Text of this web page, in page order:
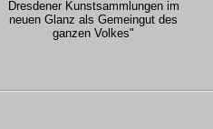
Dresdener Kunstsammlungen im
neuen Glanz als Gemeingut des
ganzen Volkes"